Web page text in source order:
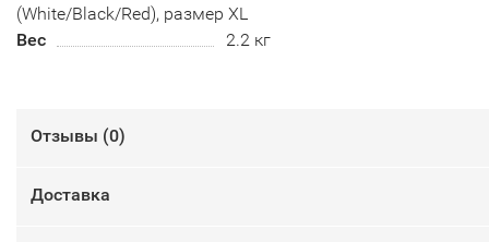
(White/Black/Red), размер XL
Вес
2.2 кг
Отзывы (0)
Доставка